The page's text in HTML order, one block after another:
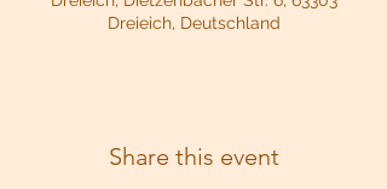
Dreieich, Deutschland
Share this event